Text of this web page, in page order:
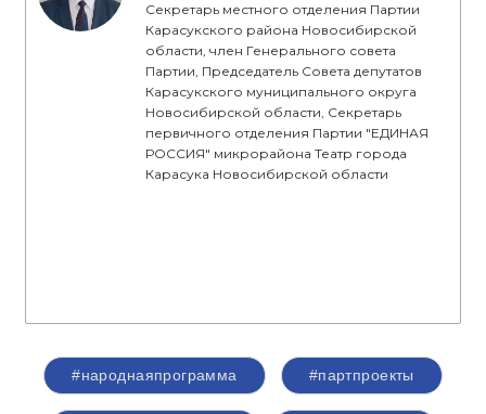
Секретарь местного отделения Партии
Карасукского района Новосибирской
области, член Генерального совета
Партии, Председатель Совета депутатов
Карасукского муниципального округа
Новосибирской области, Секретарь
первичного отделения Партии "ЕДИНАЯ
РОССИЯ" микрорайона Театр города
Карасука Новосибирской области
#народнаяпрограмма #партпроекты